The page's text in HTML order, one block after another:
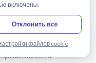
across a
Написать нам
включены.
Отклонить все
файлов cookie